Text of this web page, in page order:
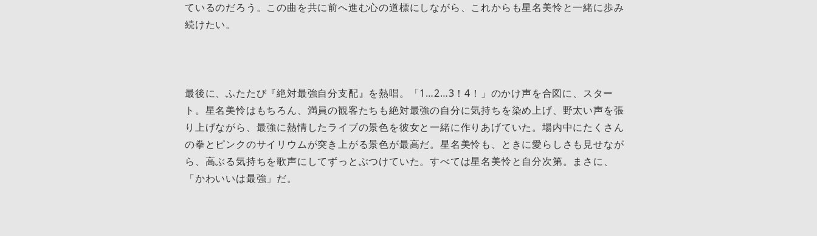
ているのだろう。この曲を共に前へ進む心の道標にしながら、これからも星名美怜と一緒に歩み
続けたい。
最後に、ふたたび『絶対最強自分支配』を熱唱。「1…2…3！4！」のかけ声を合図に、スター
ト。星名美怜はもちろん、満員の観客たちも絶対最強の自分に気持ちを染め上げ、野太い声を張
り上げながら、最強に熱情したライブの景色を彼女と一緒に作りあげていた。場内中にたくさん
の拳とピンクのサイリウムが突き上がる景色が最高だ。星名美怜も、ときに愛らしさも見せなが
ら、高ぶる気持ちを歌声にしてずっとぶつけていた。すべては星名美怜と自分次第。まさに、
「かわいいは最強」だ。